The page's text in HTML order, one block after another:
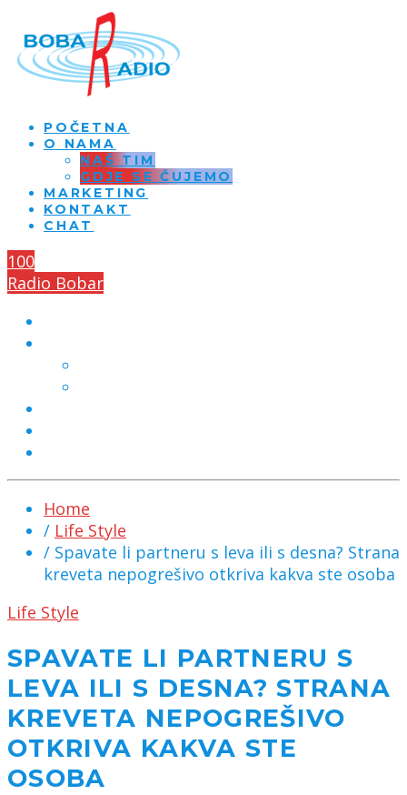
POČETNA
O NAMA
NAŠ TIM
GDJE SE ČUJEMO
MARKETING
KONTAKT
CHAT
100
Radio Bobar
Home
/ Life Style
/ Spavate li partneru s leva ili s desna? Strana
kreveta nepogrešivo otkriva kakva ste osoba
Life Style
SPAVATE LI PARTNERU S
LEVA ILI S DESNA? STRANA
KREVETA NEPOGREŠIVO
OTKRIVA KAKVA STE
OSOBA